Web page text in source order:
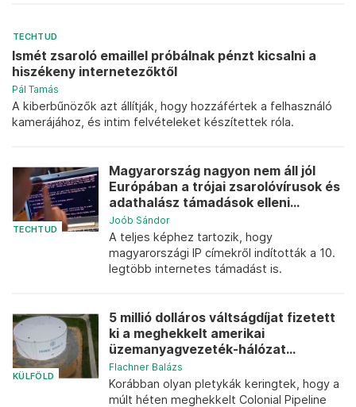
TECHTUD
Ismét zsaroló emaillel próbálnak pénzt kicsalni a
hiszékeny internetezőktől
Pál Tamás
A kiberbűnözők azt állítják, hogy hozzáfértek a felhasználó
kamerájához, és intim felvételeket készítettek róla.
TECHTUD
Magyarország nagyon nem áll jól
Európában a trójai zsarolóvírusok és
adathalász támadások elleni...
Joób Sándor
A teljes képhez tartozik, hogy
magyarországi IP címekről indították a 10.
legtöbb internetes támadást is.
KÜLFÖLD
5 millió dolláros váltságdíjat fizetett
ki a meghekkelt amerikai
üzemanyagvezeték-hálózat...
Flachner Balázs
Korábban olyan pletykák keringtek, hogy a
múlt héten meghekkelt Colonial Pipeline